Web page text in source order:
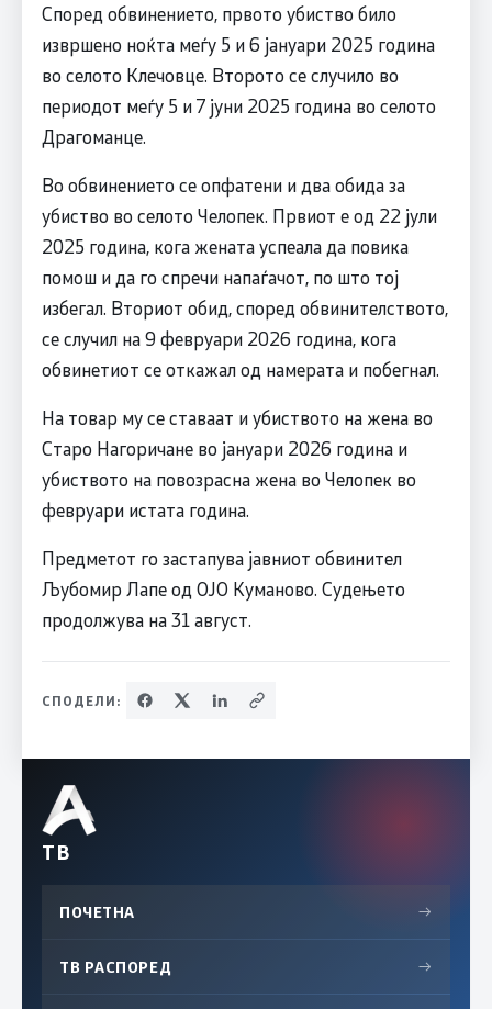
Според обвинението, првото убиство било
извршено ноќта меѓу 5 и 6 јануари 2025 година
во селото Клечовце. Второто се случило во
периодот меѓу 5 и 7 јуни 2025 година во селото
Драгоманце.
Во обвинението се опфатени и два обида за
убиство во селото Челопек. Првиот е од 22 јули
2025 година, кога жената успеала да повика
помош и да го спречи напаѓачот, по што тој
избегал. Вториот обид, според обвинителството,
се случил на 9 февруари 2026 година, кога
обвинетиот се откажал од намерата и побегнал.
На товар му се ставаат и убиството на жена во
Старо Нагоричане во јануари 2026 година и
убиството на повозрасна жена во Челопек во
февруари истата година.
Предметот го застапува јавниот обвинител
Љубомир Лапе од ОЈО Куманово. Судењето
продолжува на 31 август.
СПОДЕЛИ:
ТВ
ПОЧЕТНА →
ТВ РАСПОРЕД →